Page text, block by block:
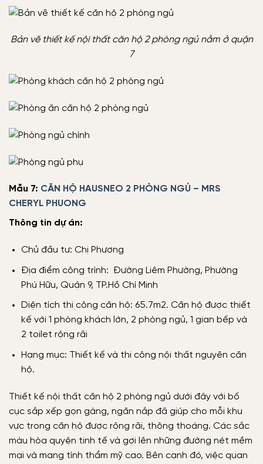
Bản vẽ thiết kế nội thất căn hộ 2 phòng ngủ nằm ở quận
7
Mẫu 7: CĂN HỘ HAUSNEO 2 PHÒNG NGỦ – MRS
CHERYL PHUONG
Thông tin dự án:
Chủ đầu tư: Chị Phương
Địa điểm công trình: Đường Liêm Phường, Phường
Phú Hữu, Quận 9, TP.Hồ Chí Minh
Diện tích thi công căn hộ: 65.7m2. Căn hộ được thiết
kế với 1 phòng khách lớn, 2 phòng ngủ, 1 gian bếp và
2 toilet rộng rãi
Hạng mục: Thiết kế và thi công nội thất nguyên căn
hộ.
Thiết kế nội thất căn hộ 2 phòng ngủ dưới đây với bố
cục sắp xếp gọn gàng, ngăn nắp đã giúp cho mỗi khu
vực trong căn hộ được rộng rãi, thông thoáng. Các sắc
màu hòa quyện tinh tế và gợi lên những đường nét mềm
mại và mang tính thẩm mỹ cao. Bên cạnh đó, việc quan